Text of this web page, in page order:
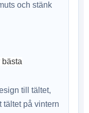
och stänk
bästa
till tältet,
tältet på vintern